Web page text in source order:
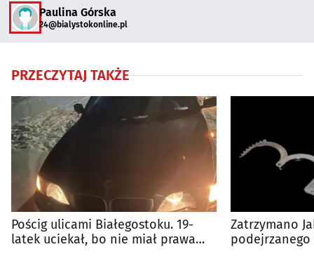
Paulina Górska
24@bialystokonline.pl
PRZECZYTAJ TAKŻE
Pościg ulicami Białegostoku. 19-
latek uciekał, bo nie miał prawa
Zatrzymano